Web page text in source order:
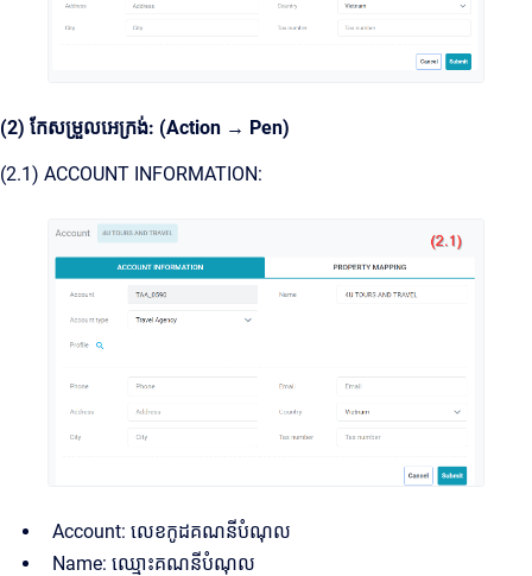
(2) កែសម្រួលអេក្រង់: (Action → Pen)
(2.1) ACCOUNT INFORMATION:
Account: លេខកូដគណនីបំណុល
Name: ឈ្មោះគណនីបំណុល